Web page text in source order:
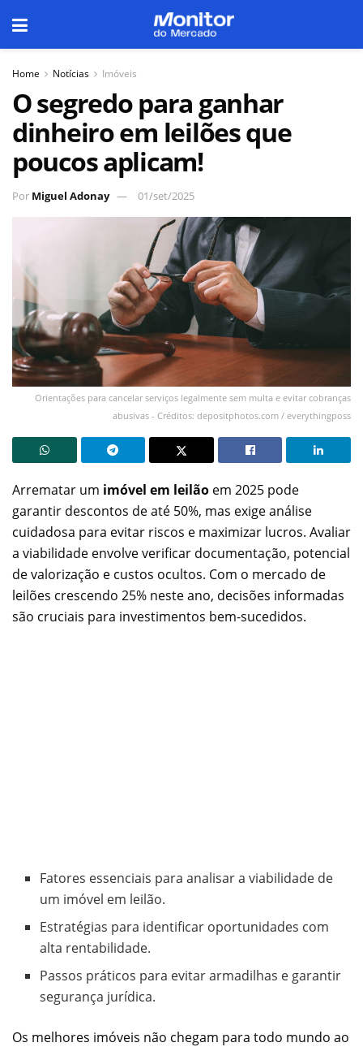
Home Notícias Imóveis
O segredo para ganhar
dinheiro em leilões que
poucos aplicam!
Por Miguel Adonay 01/set/2025
Orientações para cancelar serviços legalmente sem multa e evitar cobranças
abusivas - Créditos: depositphotos.com / everythingposs
Arrematar um imóvel em leilão em 2025 pode
garantir descontos de até 50%, mas exige análise
cuidadosa para evitar riscos e maximizar lucros. Avaliar
a viabilidade envolve verificar documentação, potencial
de valorização e custos ocultos. Com o mercado de
leilões crescendo 25% neste ano, decisões informadas
são cruciais para investimentos bem-sucedidos.
Fatores essenciais para analisar a viabilidade de
um imóvel em leilão.
Estratégias para identificar oportunidades com
alta rentabilidade.
Passos práticos para evitar armadilhas e garantir
segurança jurídica.
Os melhores imóveis não chegam para todo mundo ao